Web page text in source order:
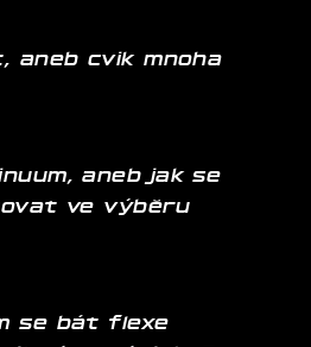
aneb cvik mnoha
aneb jak se
ve výběru
se bát flexe